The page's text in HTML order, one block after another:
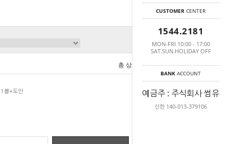
CUSTOMER CENTER
1544.2181
MON-FRI 10:00 - 17:00
SAT.SUN.HOLIDAY OFF
BANK ACCOUNT
예금주 : 주식회사 썸유
신한 140-013-379106
총 상품 금액 0 원
볼+도안